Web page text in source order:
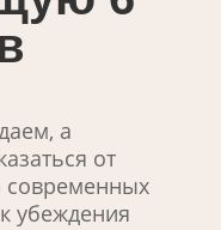
а
от
убеждения